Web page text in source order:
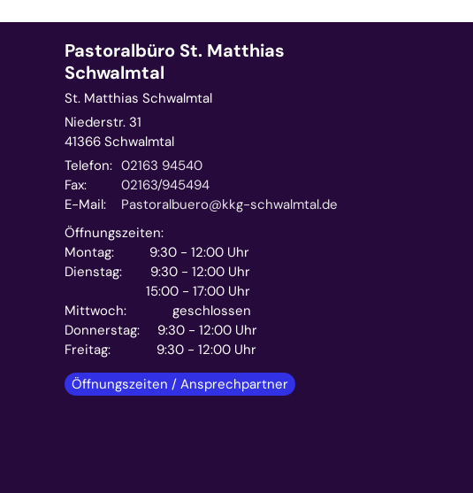
Pastoralbüro St. Matthias
Schwalmtal
St. Matthias Schwalmtal
Niederstr. 31
41366 Schwalmtal
Telefon: 02163 94540
Fax:
02163/945494
E-Mail:
Pastoralbuero@kkg-schwalmtal.de
Öffnungszeiten:
Montag: 9:30 - 12:00 Uhr
Dienstag: 9:30 - 12:00 Uhr
15:00 - 17:00 Uhr
Mittwoch: geschlossen
Donnerstag: 9:30 - 12:00 Uhr
Freitag: 9:30 - 12:00 Uhr
Öffnungszeiten / Ansprechpartner